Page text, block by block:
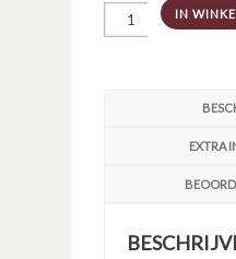
Gigondas
brut
IN
EXTRA